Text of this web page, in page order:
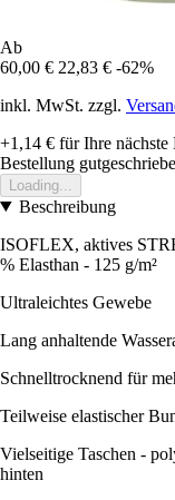
Ab
60,00 € 22,83 € -62%
inkl. MwSt. zzgl.
+1,14 € für Ihre nächste
Bestellung
Loading...
Beschreibung
ISOFLEX, aktives
% Elasthan - 125 g/m²
Ultraleichtes Gewebe
Lang anhaltende
Schnelltrocknend für
Teilweise elastischer
Vielseitige Taschen -
hinten